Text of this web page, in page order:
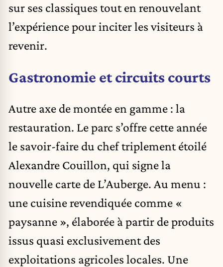
sur ses classiques tout en renouvelant
l’expérience pour inciter les visiteurs à
revenir.
Gastronomie et circuits courts
Autre axe de montée en gamme : la
restauration. Le parc s’offre cette année
le savoir-faire du chef triplement étoilé
Alexandre Couillon, qui signe la
nouvelle carte de L’Auberge. Au menu :
une cuisine revendiquée comme «
paysanne », élaborée à partir de produits
issus quasi exclusivement des
exploitations agricoles locales. Une